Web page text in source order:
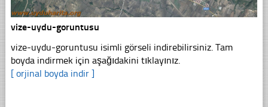
vize-uydu-goruntusu
vize-uydu-goruntusu isimli görseli indirebilirsiniz. Tam
boyda indirmek için aşağıdakini tıklayınız.
[ orjinal boyda indir ]